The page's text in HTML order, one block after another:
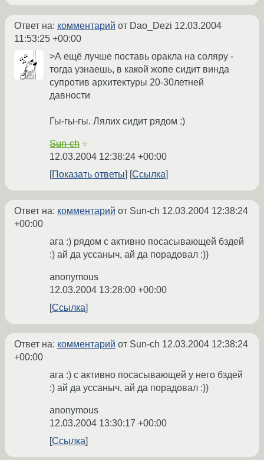
Ответ на: комментарий от Dao_Dezi 12.03.2004
11:53:25 +00:00
>А ещё лучше поставь оракла на соляру -
тогда узнаешь, в какой жопе сидит винда
супротив архитектуры 20-30летней
давности
Гы-гы-гы. Лялих сидит рядом :)
Sun-ch ☆
12.03.2004 12:38:24 +00:00
Показать ответы
Ссылка
Ответ на: комментарий от Sun-ch 12.03.2004 12:38:24
+00:00
ага :) рядом с активно посасывающей бздей
:) ай да уссаныч, ай да порадовал :))
anonymous
12.03.2004 13:28:00 +00:00
Ссылка
Ответ на: комментарий от Sun-ch 12.03.2004 12:38:24
+00:00
ага :) с активно посасывающей у него бздей
:) ай да уссаныч, ай да порадовал :))
anonymous
12.03.2004 13:30:17 +00:00
Ссылка